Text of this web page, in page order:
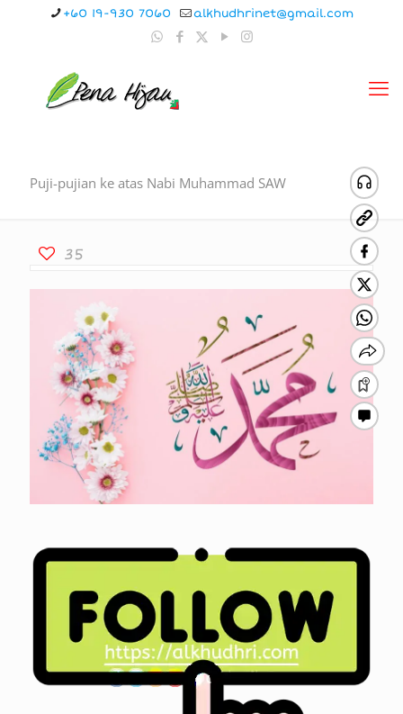
+60 19-930 7060 alkhudhrinet@gmail.com
Puji-pujian ke atas Nabi Muhammad SAW
35